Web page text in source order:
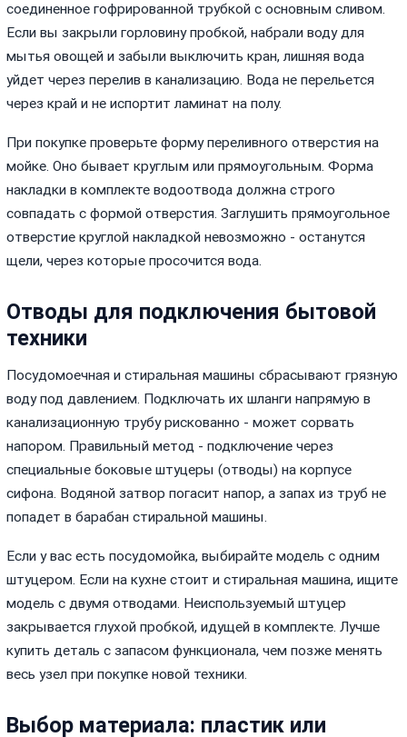
соединенное гофрированной трубкой с основным сливом.
Если вы закрыли горловину пробкой, набрали воду для
мытья овощей и забыли выключить кран, лишняя вода
уйдет через перелив в канализацию. Вода не перельется
через край и не испортит ламинат на полу.
При покупке проверьте форму переливного отверстия на
мойке. Оно бывает круглым или прямоугольным. Форма
накладки в комплекте водоотвода должна строго
совпадать с формой отверстия. Заглушить прямоугольное
отверстие круглой накладкой невозможно - останутся
щели, через которые просочится вода.
Отводы для подключения бытовой
техники
Посудомоечная и стиральная машины сбрасывают грязную
воду под давлением. Подключать их шланги напрямую в
канализационную трубу рискованно - может сорвать
напором. Правильный метод - подключение через
специальные боковые штуцеры (отводы) на корпусе
сифона. Водяной затвор погасит напор, а запах из труб не
попадет в барабан стиральной машины.
Если у вас есть посудомойка, выбирайте модель с одним
штуцером. Если на кухне стоит и стиральная машина, ищите
модель с двумя отводами. Неиспользуемый штуцер
закрывается глухой пробкой, идущей в комплекте. Лучше
купить деталь с запасом функционала, чем позже менять
весь узел при покупке новой техники.
Выбор материала: пластик или